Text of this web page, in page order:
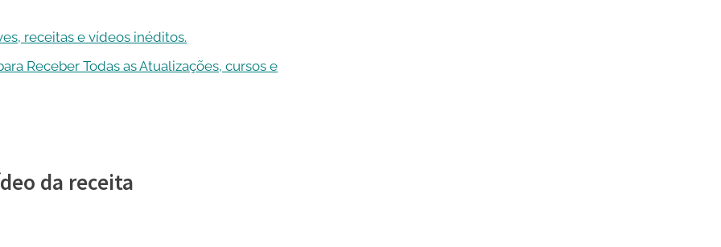
receitas e vídeos inéditos.
Receber Todas as Atualizações, cursos e
da receita